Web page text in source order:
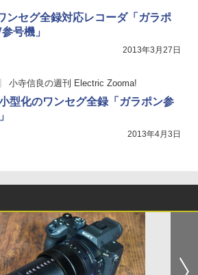
ンセグ全録対応レコーダ「ガラポ
号機」
2013年3月27日
小寺信良の週刊 Electric Zooma!
型化のワンセグ全録「ガラポン参
2013年4月3日